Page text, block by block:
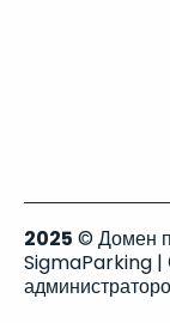
2025 © Домен
SigmaParking |